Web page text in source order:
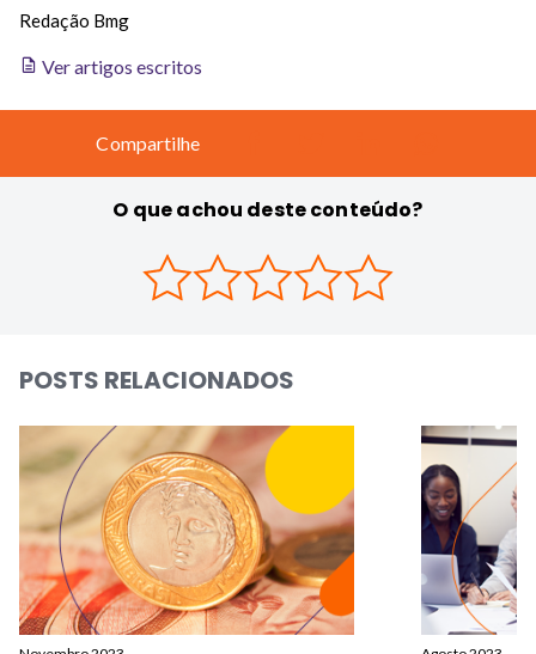
Redação Bmg
Ver artigos escritos
Compartilhe
O que achou deste conteúdo?
POSTS RELACIONADOS